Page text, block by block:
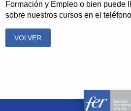
Formación y Empleo o bien puede
sobre nuestros cursos en el
VOLVER